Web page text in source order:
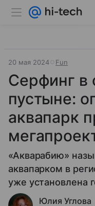
20 мая 2024 Fun
Серфинг в
пустыне:
аквапарк
«Акварабию»
аквапарком в
уже установлена
Юлия Углова